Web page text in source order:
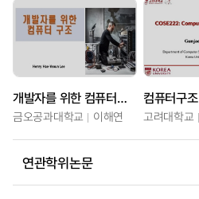
개발자를 위한 컴퓨터구조
금오공과대학교 이해연
컴퓨터구조
고려대학교
연관학위논문